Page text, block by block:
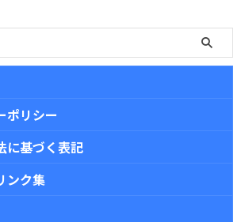
ポリシー
に基づく表記
ンク集